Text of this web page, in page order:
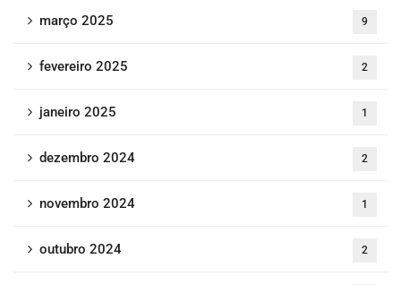
março 2025 9
fevereiro 2025 2
janeiro 2025 1
dezembro 2024 2
novembro 2024 1
outubro 2024 2